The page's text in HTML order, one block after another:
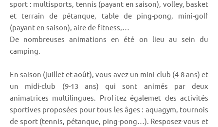
sport : multisports, tennis (payant en saison), volley, basket
et terrain de pétanque, table de ping-pong, mini-golf
(payant en saison), aire de fitness,…
De nombreuses animations en été on lieu au sein du
camping.
En saison (juillet et août), vous avez un mini-club (4-8 ans) et
un midi-club (9-13 ans) qui sont animés par deux
animatrices multilingues. Profitez égalemet des activités
sportives proposées pour tous les âges : aquagym, tournois
de sport (tennis, pétanque, ping-pong…). Resposez-vous et